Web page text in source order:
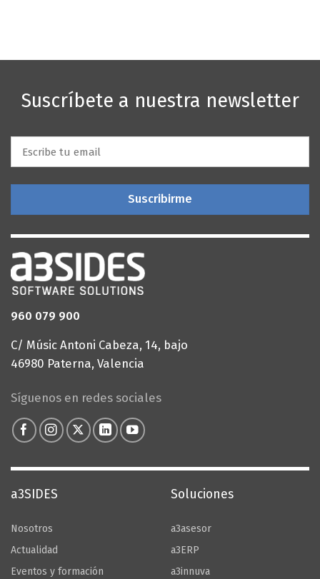
Suscríbete a nuestra newsletter
960 079 900
C/ Músic Antoni Cabeza, 14, bajo
46980 Paterna, Valencia
Síguenos en redes sociales
a3SIDES
Nosotros
Actualidad
Eventos y formación
Soluciones
a3asesor
a3ERP
a3innuva
para fines funcionales (permitir la navegación web),
para optimizar la navegación y personalizarla según
tus preferencias, así como para mostrarte publicidad
en base a tu perfil de navegación.